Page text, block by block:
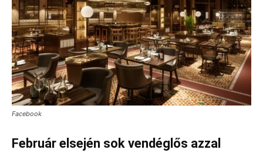
Facebook
Február elsején sok vendéglős azzal